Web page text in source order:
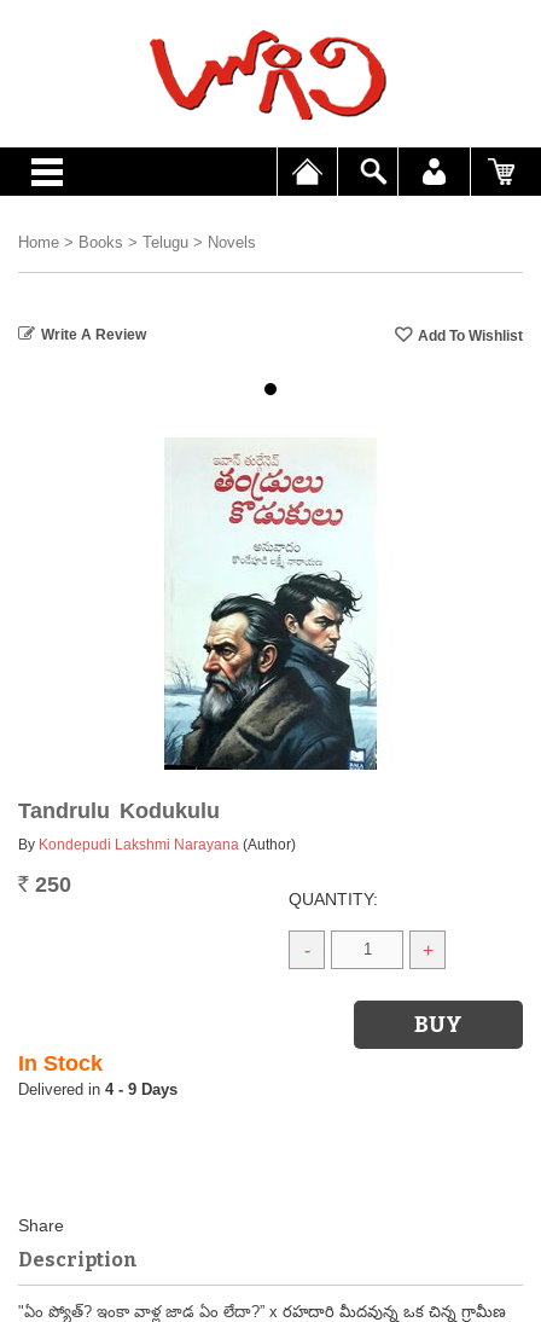
Home > Books > Telugu > Novels
Write A Review
Tandrulu Kodukulu
By Kondepudi Lakshmi Narayana (Author)
Rs. 250
QUANTITY:
- +
In Stock
4 - 9 Days
Description
"ఏం ప్యోత్? ఇంకా వాళ్ల జాడ ఏం లేదా?” x రహదారి మీదవున్న ఒక చిన్న గ్రామీణ